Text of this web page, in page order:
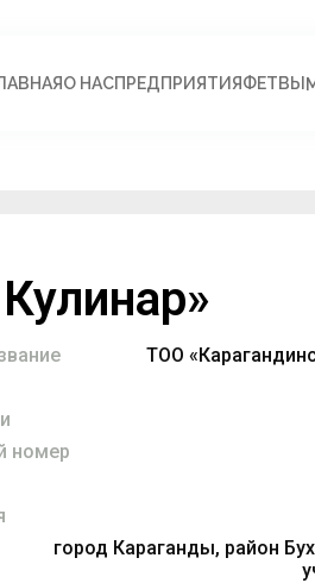
О НАСПРЕДПРИЯТИЯФЕТВЫ
ТОО
номер
город Караганды, район